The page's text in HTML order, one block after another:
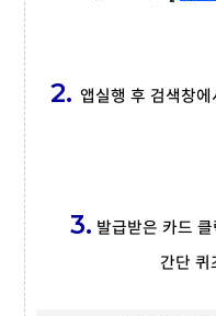
2. 앱실행 후 검색창에
3. 발급받은 카드
간단 퀴